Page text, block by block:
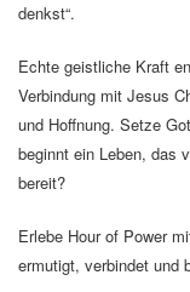
denkst“.
Echte geistliche Kraft
Verbindung mit Jesus
und Hoffnung. Setze
beginnt ein Leben, das
bereit?
Erlebe Hour of Power
ermutigt, verbindet und